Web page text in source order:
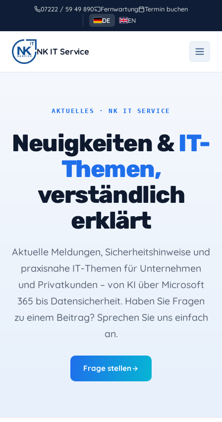
springen
07222 / 59 49 890 Fernwartung
Termin buchen
DE
EN
NK IT Service
AKTUELLES · NK IT SERVICE
Neuigkeiten &IT-
Themen,
verständlich
erklärt
Aktuelle Meldungen, Sicherheitshinweise und
praxisnahe IT-Themen für Unternehmen
und Privatkunden – von KI über Microsoft
365 bis Datensicherheit. Haben Sie Fragen
zu einem Beitrag? Sprechen Sie uns einfach
an.
Frage stellen